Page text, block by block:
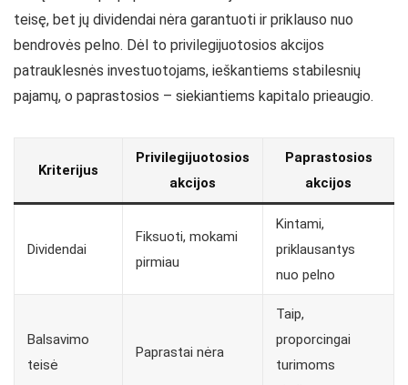
teisę, bet jų dividendai nėra garantuoti ir priklauso nuo
bendrovės pelno. Dėl to privilegijuotosios akcijos
patrauklesnės investuotojams, ieškantiems stabilesnių
pajamų, o paprastosios – siekiantiems kapitalo prieaugio.
Kriterijus
Privilegijuotosios
akcijos
Paprastosios
akcijos
Dividendai
Fiksuoti, mokami
pirmiau
Kintami,
priklausantys
nuo pelno
Balsavimo
teisė
Paprastai nėra
Taip,
proporcingai
turimoms